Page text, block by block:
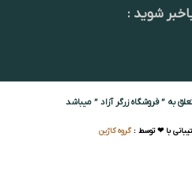
شوید :
به ” فروشگاه زرگر آزاد ” میباشد
با ❤ توسط :گروه کاژین